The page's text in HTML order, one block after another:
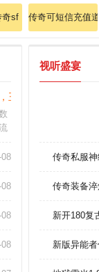
私服，连招奥义终极
奇sf 传奇可短信充值
王者试炼！
！
视听盛宴
传奇私服
传奇装备
新开180复
新版异能